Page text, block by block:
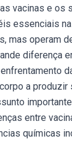
vacinas e os
essenciais
mas operam
diferença
a
entre
químicas